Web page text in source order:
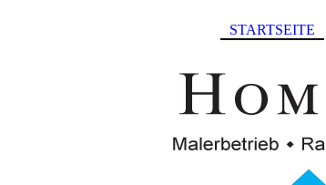
STARTSEITE